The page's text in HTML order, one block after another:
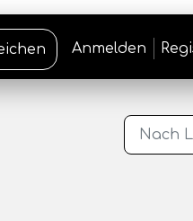
Anmelden